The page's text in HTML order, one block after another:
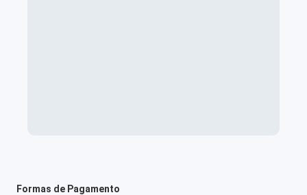
Formas de Pagamento